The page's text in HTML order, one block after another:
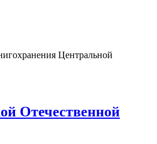
Центральной
Отечественной